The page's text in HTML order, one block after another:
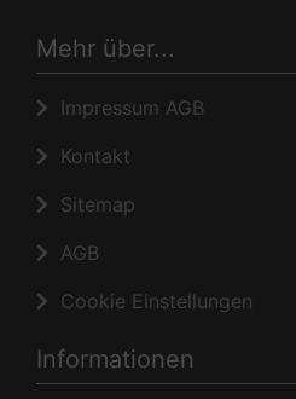
Mehr über...
Impressum AGB
Kontakt
Sitemap
AGB
Cookie Einstellungen
Informationen